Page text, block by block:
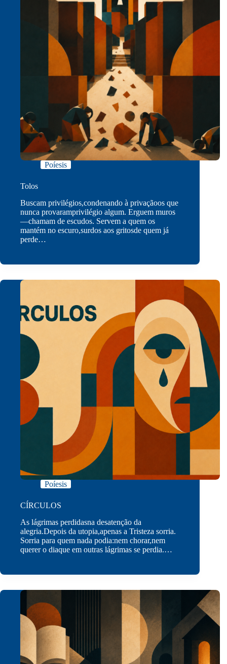
Poíesis
Tolos
Buscam privilégios,condenando à privaçãoos que
nunca provaramprivilégio algum. Erguem muros
—chamam de escudos. Servem a quem os
mantém no escuro,surdos aos gritosde quem já
perde…
Poíesis
CÍRCULOS
As lágrimas perdidasna desatenção da
alegria.Depois da utopia,apenas a Tristeza sorria.
Sorria para quem nada podia:nem chorar,nem
querer o diaque em outras lágrimas se perdia.…